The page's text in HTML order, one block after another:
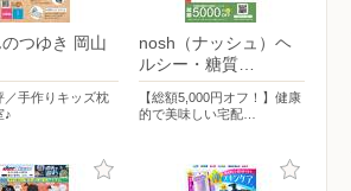
つゆき 岡山
／手作りキッズ枕
♪
nosh（ナッシュ）ヘ
ルシー・糖質…
【総額5,000円オフ！】健康
的で美味しい宅配…